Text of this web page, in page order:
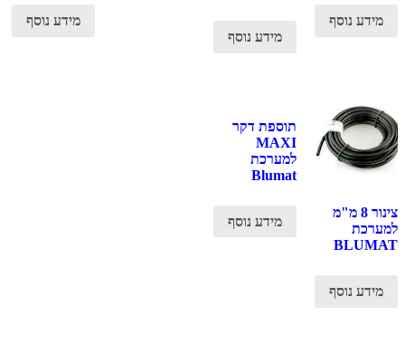
מידע נוסף
מידע נוסף
מידע נוסף
צינור 8 מ"מ
למערכת
BLUMAT
מידע נוסף
תוספת דקר
MAXI
למערכת
Blumat
מידע נוסף